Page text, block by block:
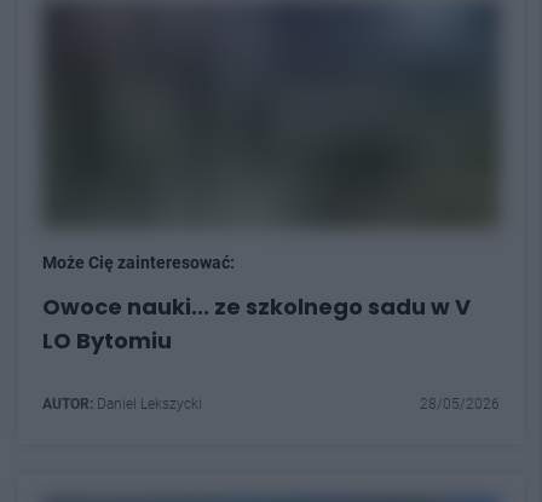
Może Cię zainteresować:
Owoce nauki... ze szkolnego sadu w V
LO Bytomiu
AUTOR: Daniel Lekszycki 28/05/2026